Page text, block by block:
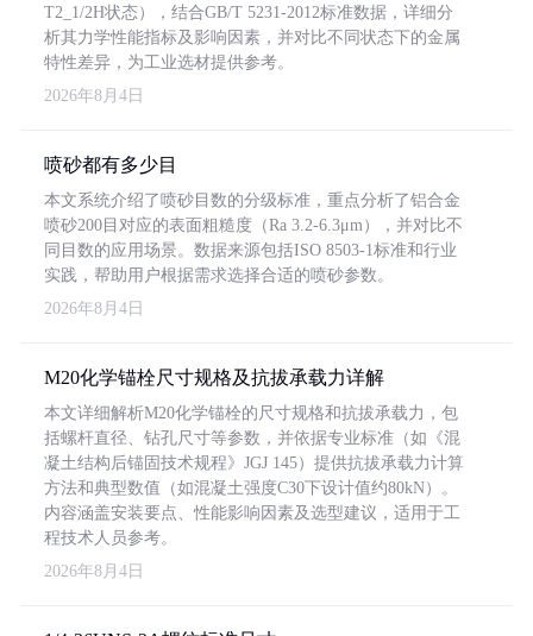
T2_1/2H状态），结合GB/T 5231-2012标准数据，详细分
析其力学性能指标及影响因素，并对比不同状态下的金属
特性差异，为工业选材提供参考。
2026年8月4日
喷砂都有多少目
本文系统介绍了喷砂目数的分级标准，重点分析了铝合金
喷砂200目对应的表面粗糙度（Ra 3.2-6.3μm），并对比不
同目数的应用场景。数据来源包括ISO 8503-1标准和行业
实践，帮助用户根据需求选择合适的喷砂参数。
2026年8月4日
M20化学锚栓尺寸规格及抗拔承载力详解
本文详细解析M20化学锚栓的尺寸规格和抗拔承载力，包
括螺杆直径、钻孔尺寸等参数，并依据专业标准（如《混
凝土结构后锚固技术规程》JGJ 145）提供抗拔承载力计算
方法和典型数值（如混凝土强度C30下设计值约80kN）。
内容涵盖安装要点、性能影响因素及选型建议，适用于工
程技术人员参考。
2026年8月4日